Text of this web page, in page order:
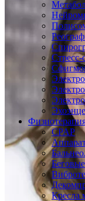
CPAP
Кресла